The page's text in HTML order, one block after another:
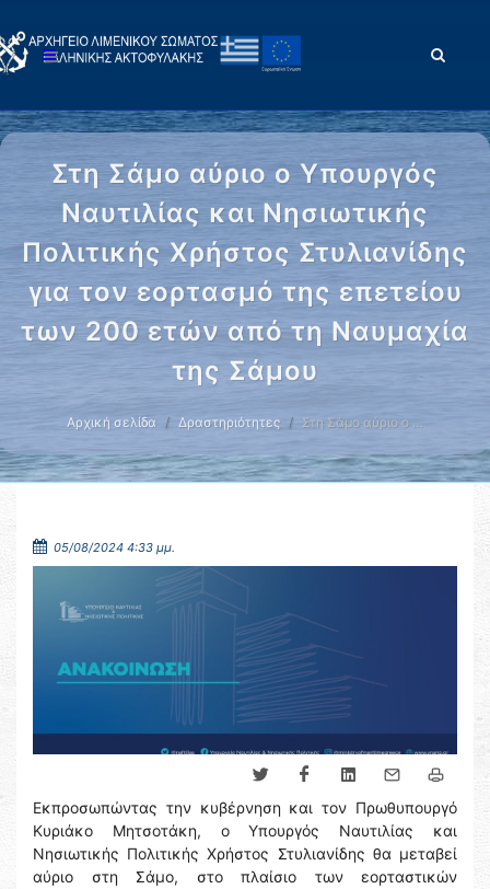
Στη Σάμο αύριο ο Υπουργός
Ναυτιλίας και Νησιωτικής
Πολιτικής Χρήστος Στυλιανίδης
για τον εορτασμό της επετείου
των 200 ετών από τη Ναυμαχία
της Σάμου
Αρχική σελίδα Δραστηριότητες Στη Σάμο αύριο ο …
05/08/2024 4:33 μμ.
Εκπροσωπώντας την κυβέρνηση και τον Πρωθυπουργό
Κυριάκο Μητσοτάκη, ο Υπουργός Ναυτιλίας και
Νησιωτικής Πολιτικής Χρήστος Στυλιανίδης θα μεταβεί
αύριο στη Σάμο, στο πλαίσιο των εορταστικών